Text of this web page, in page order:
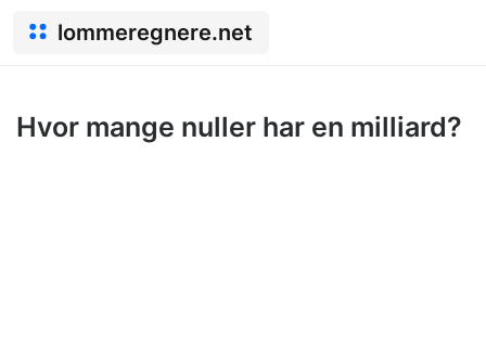
lommeregnere.net
Hvor mange nuller har en milliard?